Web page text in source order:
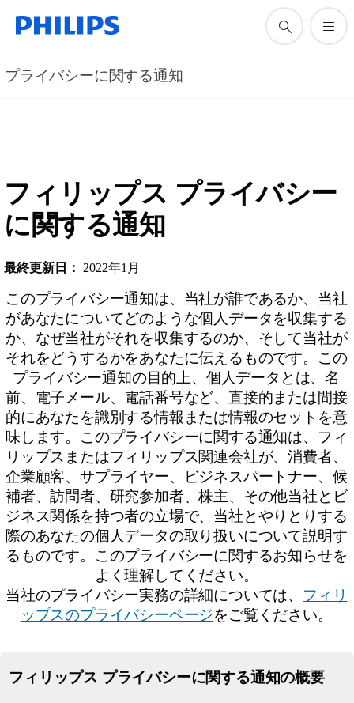
プライバシーに関する通知
フィリップス プライバシー
に関する通知
最終更新日： 2022年1月
このプライバシー通知は、当社が誰であるか、当社
があなたについてどのような個人データを収集する
か、なぜ当社がそれを収集するのか、そして当社が
それをどうするかをあなたに伝えるものです。この
プライバシー通知の目的上、個人データとは、名
前、電子メール、電話番号など、直接的または間接
的にあなたを識別する情報または情報のセットを意
味します。このプライバシーに関する通知は、フィ
リップスまたはフィリップス関連会社が、消費者、
企業顧客、サプライヤー、ビジネスパートナー、候
補者、訪問者、研究参加者、株主、その他当社とビ
ジネス関係を持つ者の立場で、当社とやりとりする
際のあなたの個人データの取り扱いについて説明す
るものです。このプライバシーに関するお知らせを
よく理解してください。
当社のプライバシー実務の詳細については、 フィリ
ップスのプライバシーページをご覧ください。
フィリップス プライバシーに関する通知の概要